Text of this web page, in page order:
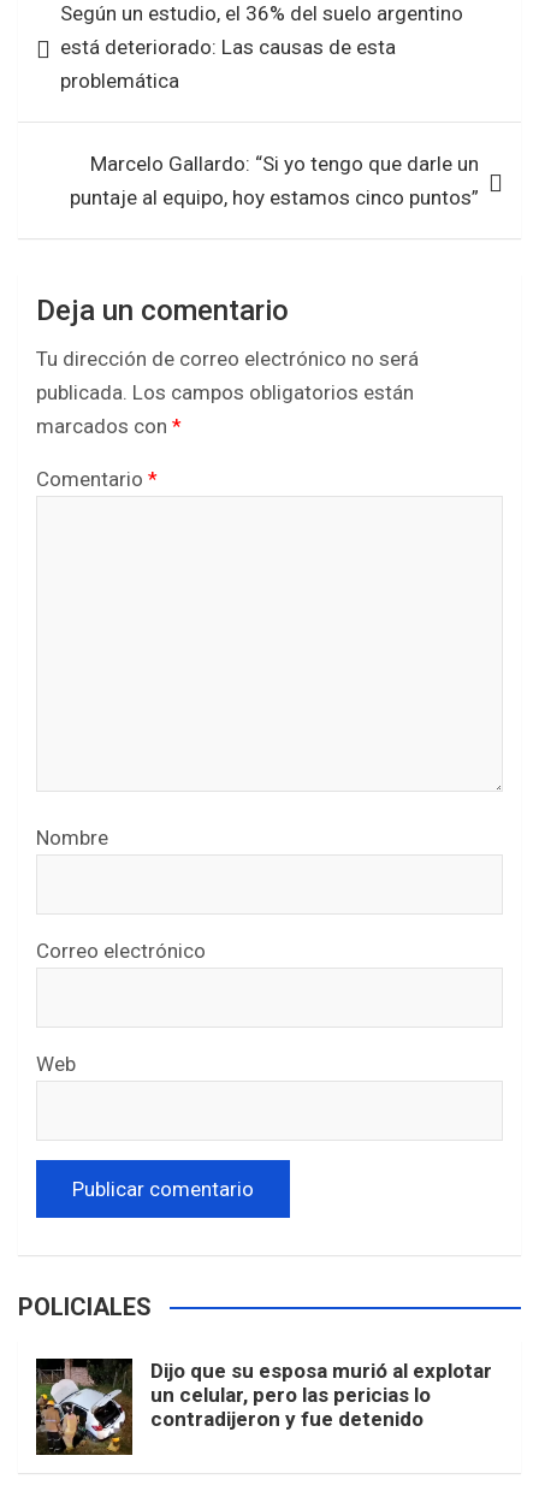
o
o
A
p
entradas
Según un estudio, el 36% del suelo argentino
está deteriorado: Las causas de esta
problemática
Marcelo Gallardo: “Si yo tengo que darle un
puntaje al equipo, hoy estamos cinco puntos”
Deja un comentario
Tu dirección de correo electrónico no será
publicada. Los campos obligatorios están
marcados con *
Comentario *
Nombre
Correo electrónico
Web
POLICIALES
Dijo que su esposa murió al explotar
un celular, pero las pericias lo
contradijeron y fue detenido